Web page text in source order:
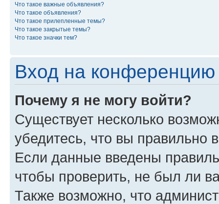
Что такое важные объявления?
Что такое объявления?
Что такое прилепленные темы?
Что такое закрытые темы?
Что такое значки тем?
Вход на конференцию
Почему я не могу войти?
Существует несколько
убедитесь, что вы правильно
Если данные введены
чтобы проверить, не был ли
Также возможно, что